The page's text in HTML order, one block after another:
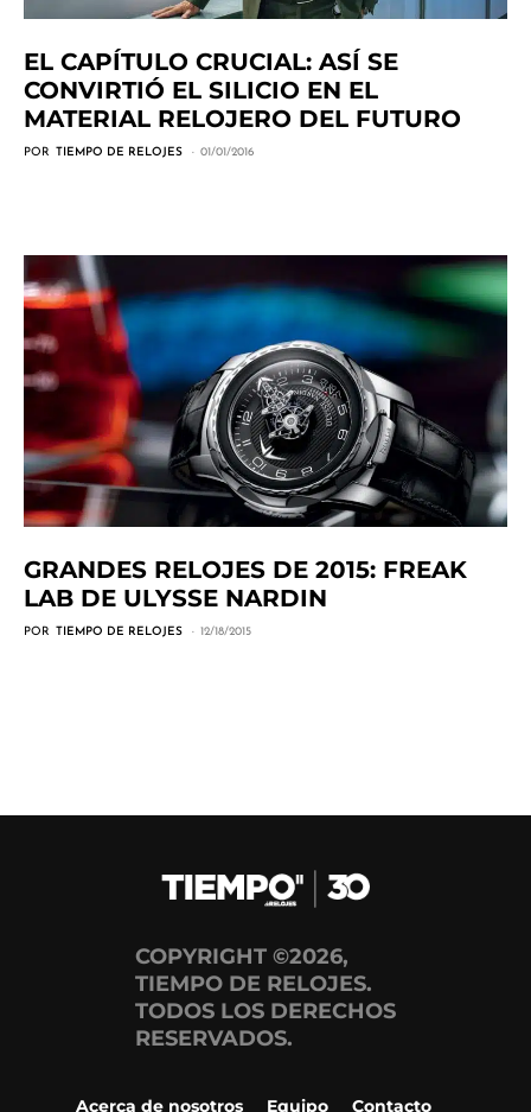
EL CAPÍTULO CRUCIAL: ASÍ SE
CONVIRTIÓ EL SILICIO EN EL
MATERIAL RELOJERO DEL FUTURO
POR TIEMPO DE RELOJES 01/01/2016
GRANDES RELOJES DE 2015: FREAK
LAB DE ULYSSE NARDIN
POR TIEMPO DE RELOJES 12/18/2015
COPYRIGHT ©2026,
TIEMPO DE RELOJES.
TODOS LOS DERECHOS
RESERVADOS.
Acerca de nosotros Equipo Contacto